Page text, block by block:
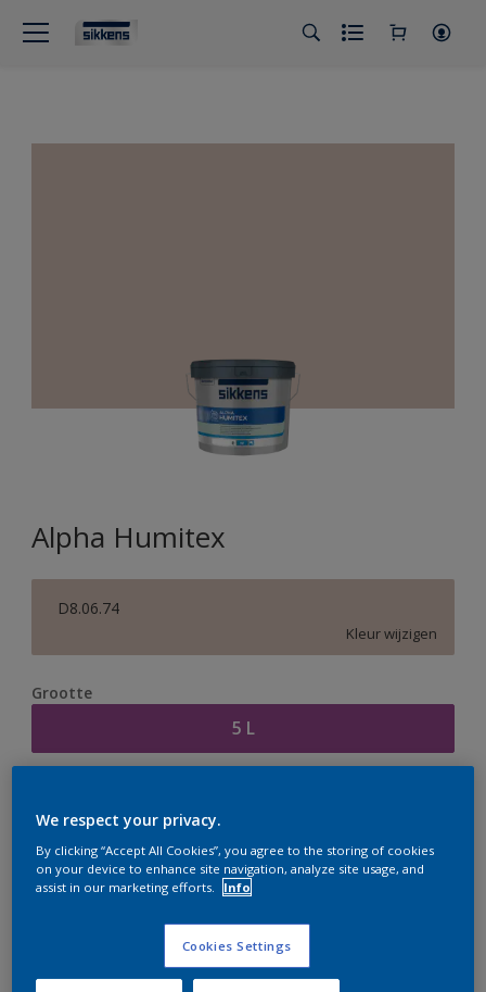
Alpha Humitex
D8.06.74
Kleur wijzigen
Grootte
5 L
er hard aan om de voorraad aan te vullen.
We respect your privacy.
By clicking “Accept All Cookies”, you agree to the storing of cookies
on your device to enhance site navigation, analyze site usage, and
assist in our marketing efforts.
Info
Cookies Settings